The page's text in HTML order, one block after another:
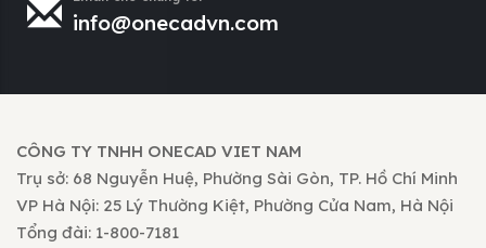
info@onecadvn.com
CÔNG TY TNHH ONECAD VIET NAM
Trụ sở: 68 Nguyễn Huệ, Phường Sài Gòn, TP. Hồ Chí Minh
VP Hà Nội: 25 Lý Thường Kiệt, Phường Cửa Nam, Hà Nội
Tổng đài: 1-800-7181